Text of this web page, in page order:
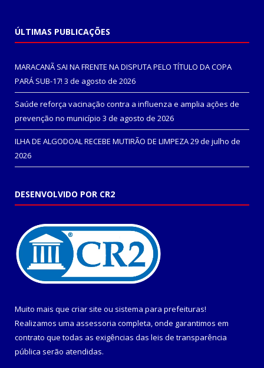
ÚLTIMAS PUBLICAÇÕES
MARACANÃ SAI NA FRENTE NA DISPUTA PELO TÍTULO DA COPA
PARÁ SUB-17! 3 de agosto de 2026
Saúde reforça vacinação contra a influenza e amplia ações de
prevenção no município 3 de agosto de 2026
ILHA DE ALGODOAL RECEBE MUTIRÃO DE LIMPEZA29 de julho de
2026
DESENVOLVIDO POR CR2
Muito mais que criar site ou sistema para prefeituras!
Realizamos uma assessoria completa, onde garantimos em
contrato que todas as exigências das leis de transparência
pública serão atendidas.